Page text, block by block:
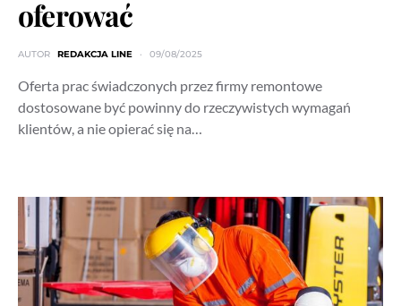
oferować
AUTOR REDAKCJA LINE 09/08/2025
Oferta prac świadczonych przez firmy remontowe
dostosowane być powinny do rzeczywistych wymagań
klientów, a nie opierać się na…